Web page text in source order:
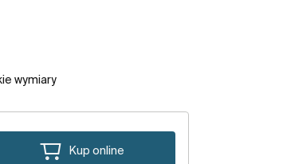
wymiary
Kup online